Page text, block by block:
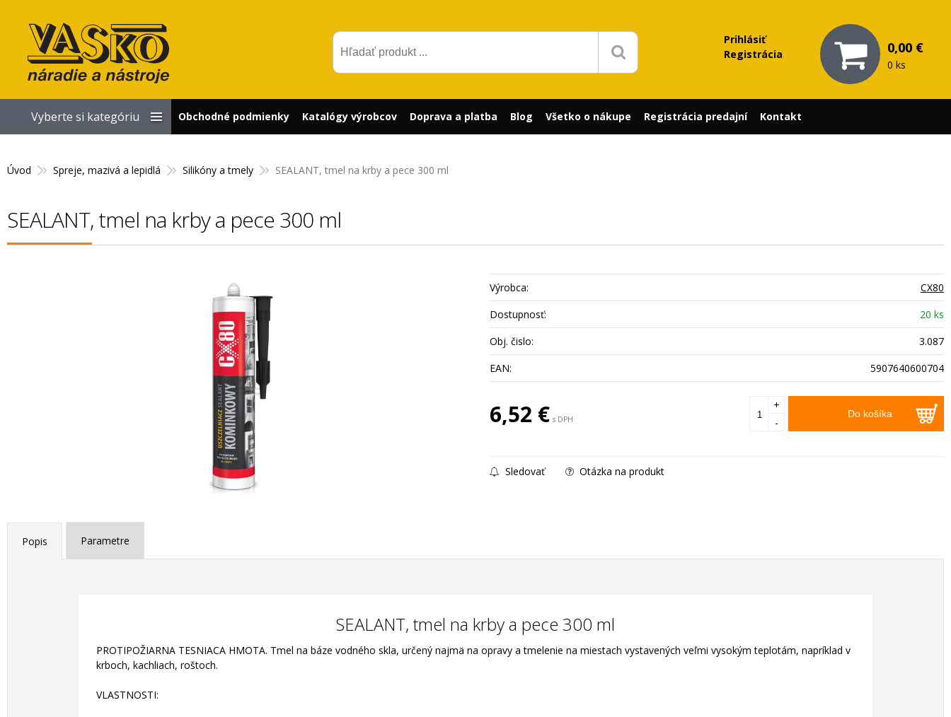
Prihlásiť
Registrácia
0,00 €
0 ks
Úvod Spreje, mazivá a lepidlá Silikóny a tmely SEALANT, tmel na krby a pece 300 ml
SEALANT, tmel na krby a pece 300 ml
Výrobca:
CX80
Dostupnosť:
20 ks
Obj. čislo:
3.087
EAN:
5907640600704
6,52 € s DPH Do košíka
+
-
Sledovať Otázka na produkt
Popis Parametre
SEALANT, tmel na krby a pece 300 ml
PROTIPOŽIARNA TESNIACA HMOTA. Tmel na báze vodného skla, určený najmä na opravy a tmelenie na miestach vystavených veľmi vysokým teplotám, napríklad v
krboch, kachliach, roštoch.
VLASTNOSTI:
Vyberte si kategóriu Obchodné podmienky Katalógy výrobcov Doprava a platba Blog Všetko o nákupe Registrácia predajní Kontakt